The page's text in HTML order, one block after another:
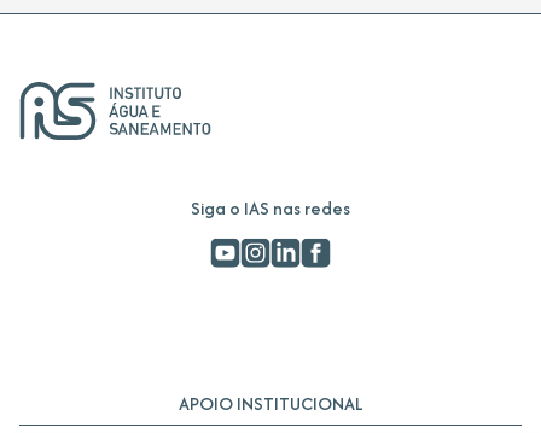
Siga o IAS nas redes
APOIO INSTITUCIONAL